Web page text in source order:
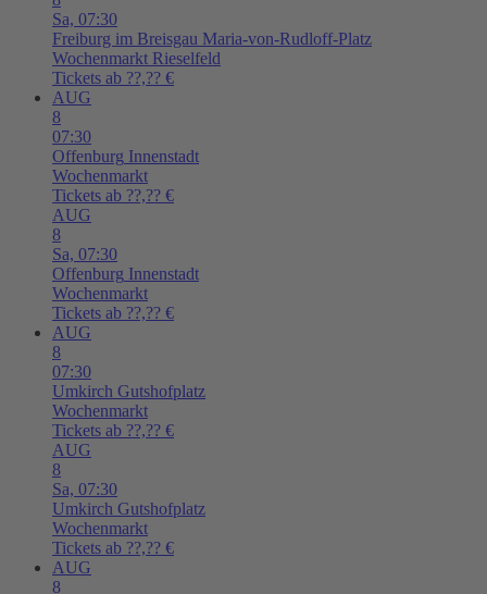
Sa, 07:30
Freiburg im Breisgau Maria-von-Rudloff-Platz
Wochenmarkt Rieselfeld
Tickets ab ??,?? €
AUG
8
07:30
Offenburg Innenstadt
Wochenmarkt
Tickets ab ??,?? €
AUG
8
Sa, 07:30
Offenburg Innenstadt
Wochenmarkt
Tickets ab ??,?? €
AUG
8
07:30
Umkirch Gutshofplatz
Wochenmarkt
Tickets ab ??,?? €
AUG
8
Sa, 07:30
Umkirch Gutshofplatz
Wochenmarkt
Tickets ab ??,?? €
AUG
8